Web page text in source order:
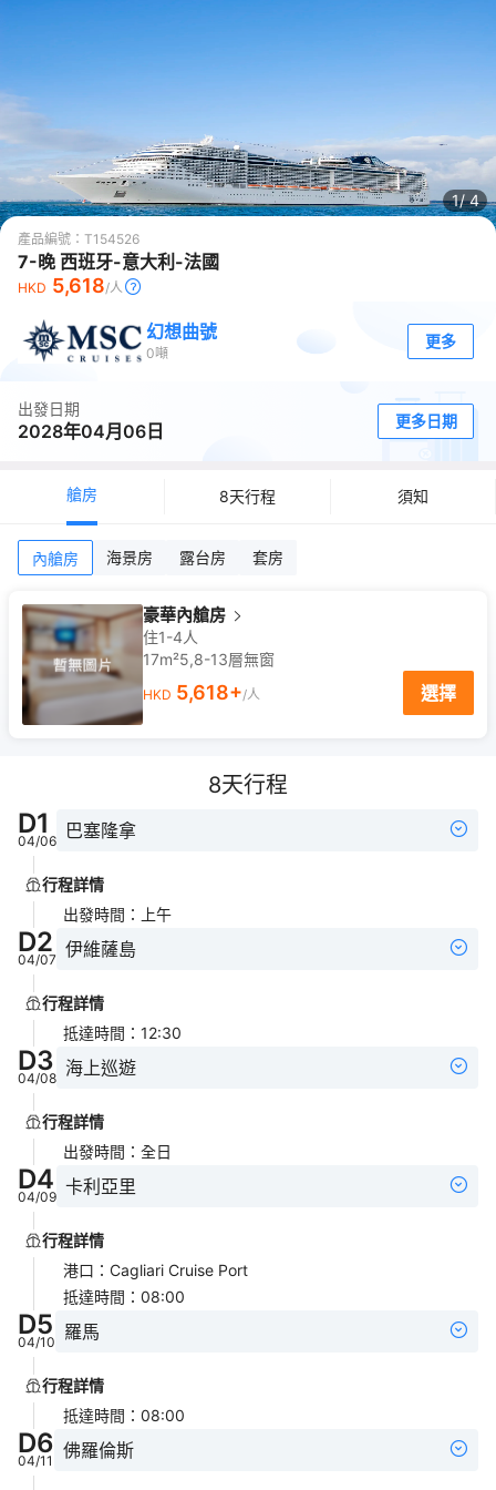
1/4
產品編號： T154526
7-晚 西班牙-意大利-法國
HKD 5,618/人
幻想曲號
0噸
更多
出發日期
2028年04月06日 更多日期
艙房 8天行程 須知
內艙房 海景房 露台房 套房
豪華內艙房
住1-4人
17m²5,8-13層無窗
HKD 5,618+/人 選擇
8天行程
D1
04/06 巴塞隆拿
行程詳情
出發時間 ： 上午
D2
04/07 伊維薩島
行程詳情
抵達時間 ： 12:30
D3
04/08 海上巡遊
行程詳情
出發時間 ： 全日
D4
04/09 卡利亞里
行程詳情
港口 ： Cagliari Cruise Port
抵達時間 ： 08:00
D5
04/10 羅馬
行程詳情
抵達時間 ： 08:00
D6
04/11 佛羅倫斯